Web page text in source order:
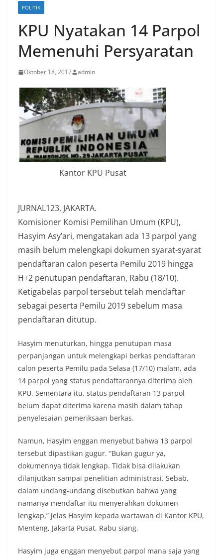
POLITIK
KPU Nyatakan 14 Parpol
Memenuhi Persyaratan
Oktober 18, 2017 admin
Kantor KPU Pusat
JURNAL123, JAKARTA.
Komisioner Komisi Pemilihan Umum (KPU),
Hasyim Asy’ari, mengatakan ada 13 parpol yang
masih belum melengkapi dokumen syarat-syarat
pendaftaran calon peserta Pemilu 2019 hingga
H+2 penutupan pendaftaran, Rabu (18/10).
Ketigabelas parpol tersebut telah mendaftar
sebagai peserta Pemilu 2019 sebelum masa
pendaftaran ditutup.
Hasyim menuturkan, hingga penutupan masa
perpanjangan untuk melengkapi berkas pendaftaran
calon peserta Pemilu pada Selasa (17/10) malam, ada
14 parpol yang status pendaftarannya diterima oleh
KPU. Sementara itu, status pendaftaran 13 parpol
belum dapat diterima karena masih dalam tahap
penyelesaian pemeriksaan berkas.
Namun, Hasyim enggan menyebut bahwa 13 parpol
tersebut dipastikan gugur. “Bukan gugur ya,
dokumennya tidak lengkap. Tidak bisa dilakukan
dilanjutkan sampai penelitian administrasi. Sebab,
dalam undang-undang disebutkan bahwa yang
namanya mendaftar itu menyerahkan dokumen
lengkap,” jelas Hasyim kepada wartawan di Kantor KPU,
Menteng, Jakarta Pusat, Rabu siang.
Hasyim juga enggan menyebut parpol mana saja yang